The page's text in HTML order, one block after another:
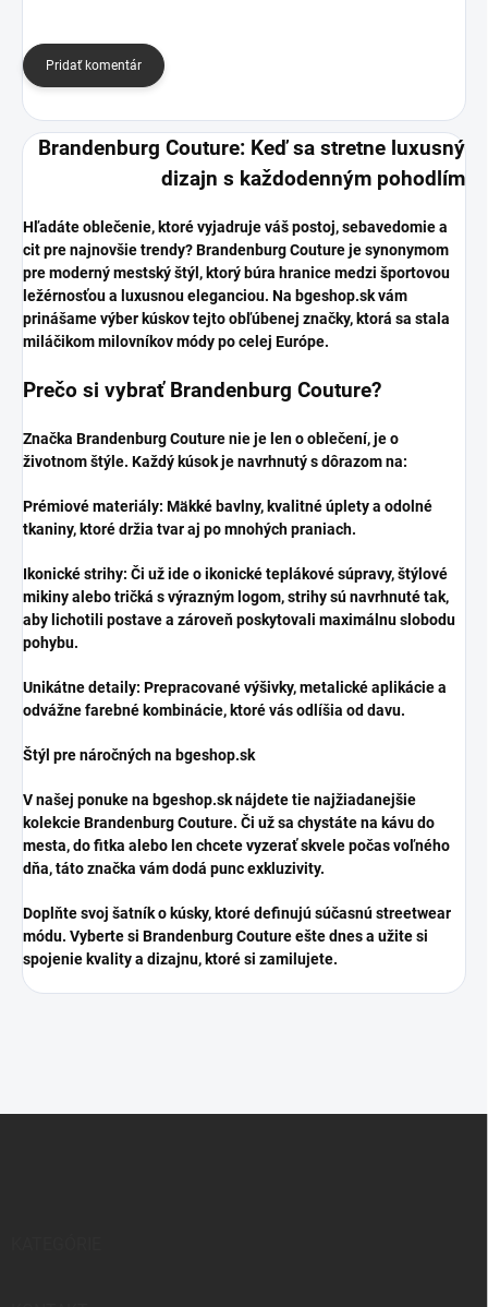
Pridať komentár
Brandenburg Couture: Keď sa stretne luxusný
dizajn s každodenným pohodlím
​Hľadáte oblečenie, ktoré vyjadruje váš postoj, sebavedomie a
cit pre najnovšie trendy? Brandenburg Couture je synonymom
pre moderný mestský štýl, ktorý búra hranice medzi športovou
ležérnosťou a luxusnou eleganciou. Na bgeshop.sk vám
prinášame výber kúskov tejto obľúbenej značky, ktorá sa stala
miláčikom milovníkov módy po celej Európe.
​Prečo si vybrať Brandenburg Couture?
​Značka Brandenburg Couture nie je len o oblečení, je o
životnom štýle. Každý kúsok je navrhnutý s dôrazom na:
​Prémiové materiály: Mäkké bavlny, kvalitné úplety a odolné
tkaniny, ktoré držia tvar aj po mnohých praniach.
​Ikonické strihy: Či už ide o ikonické teplákové súpravy, štýlové
mikiny alebo tričká s výrazným logom, strihy sú navrhnuté tak,
aby lichotili postave a zároveň poskytovali maximálnu slobodu
pohybu.
​Unikátne detaily: Prepracované výšivky, metalické aplikácie a
odvážne farebné kombinácie, ktoré vás odlíšia od davu.
​Štýl pre náročných na bgeshop.sk
​V našej ponuke na bgeshop.sk nájdete tie najžiadanejšie
kolekcie Brandenburg Couture. Či už sa chystáte na kávu do
mesta, do fitka alebo len chcete vyzerať skvele počas voľného
dňa, táto značka vám dodá punc exkluzivity.
​Doplňte svoj šatník o kúsky, ktoré definujú súčasnú streetwear
módu. Vyberte si Brandenburg Couture ešte dnes a užite si
spojenie kvality a dizajnu, ktoré si zamilujete.